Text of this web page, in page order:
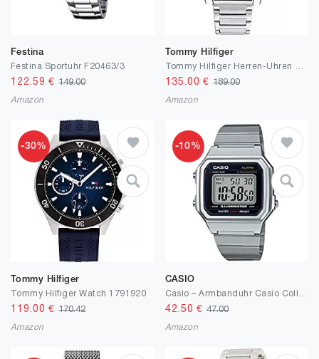
Festina
Festina Sportuhr F20463/3
122.59 €149.00
Amazon
Tommy Hilfiger
135.00 € 189.00
Amazon
-30%
Tommy Hilfiger
Tommy Hilfiger Watch 1791920
119.00 €170.42
Amazon
-10%
CASIO
42.50 € 47.00
Amazon